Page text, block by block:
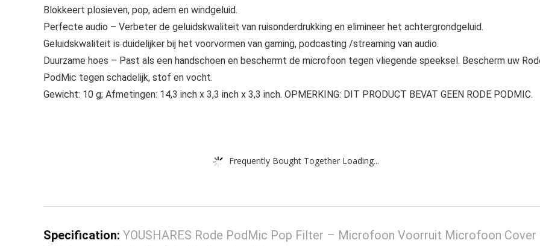
Blokkeert plosieven, pop, adem en windgeluid.
Perfecte audio – Verbeter de geluidskwaliteit van ruisonderdrukking en elimineer het achtergrondgeluid.
Geluidskwaliteit is duidelijker bij het voorvormen van gaming, podcasting /streaming van audio.
Duurzame hoes – Past als een handschoen en beschermt de microfoon tegen vliegende speeksel. Bescherm uw
PodMic tegen schadelijk, stof en vocht.
Gewicht: 10 g; Afmetingen: 14,3 inch x 3,3 inch x 3,3 inch. OPMERKING: DIT PRODUCT BEVAT GEEN RODE PODMIC.
Frequently Bought Together Loading...
Specification: YOUSHARES Rode PodMic Pop Filter – Microfoon Voorruit Microfoon Cover